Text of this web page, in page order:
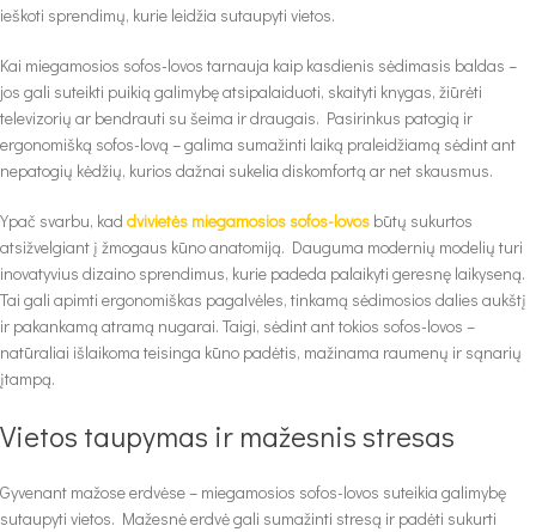
ieškoti sprendimų, kurie leidžia sutaupyti vietos.
Kai miegamosios sofos-lovos tarnauja kaip kasdienis sėdimasis baldas –
jos gali suteikti puikią galimybę atsipalaiduoti, skaityti knygas, žiūrėti
televizorių ar bendrauti su šeima ir draugais. Pasirinkus patogią ir
ergonomišką sofos-lovą – galima sumažinti laiką praleidžiamą sėdint ant
nepatogių kėdžių, kurios dažnai sukelia diskomfortą ar net skausmus.
Ypač svarbu, kad dvivietės miegamosios sofos-lovos būtų sukurtos
atsižvelgiant į žmogaus kūno anatomiją. Dauguma modernių modelių turi
inovatyvius dizaino sprendimus, kurie padeda palaikyti geresnę laikyseną.
Tai gali apimti ergonomiškas pagalvėles, tinkamą sėdimosios dalies aukštį
ir pakankamą atramą nugarai. Taigi, sėdint ant tokios sofos-lovos –
natūraliai išlaikoma teisinga kūno padėtis, mažinama raumenų ir sąnarių
įtampą.
Vietos taupymas ir mažesnis stresas
Gyvenant mažose erdvėse – miegamosios sofos-lovos suteikia galimybę
sutaupyti vietos. Mažesnė erdvė gali sumažinti stresą ir padėti sukurti